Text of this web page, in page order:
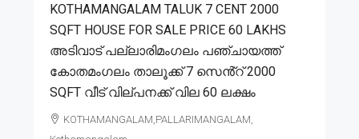
KOTHAMANGALAM TALUK 7 CENT 2000
SQFT HOUSE FOR SALE PRICE 60 LAKHS
അടിവാട് പല്ലാരിമംഗലം പഞ്ചായത്ത്
കോതമംഗലം താലൂക്ക് 7 സെൻ്റ് 2000
SQFT വീട് വില്പനക്ക് വില 60 ലക്ഷം
KOTHAMANGALAM,PALLARIMANGALAM,